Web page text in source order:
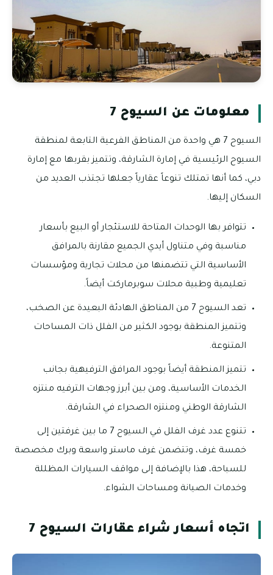
معلومات عن السيوح 7
السيوح 7 هي واحدة من المناطق الفرعية التابعة لمنطقة
السيوح الرئيسية في إمارة الشارقة، وتتميز بقربها مع إمارة
دبي، كما أنها تمتلك تنوعاً عقارياً جعلها تجتذب العديد من
السكان إليها.
تتوافر بها الوحدات المتاحة للاستئجار أو البيع بأسعار
مناسبة وفي متناول أيدي الجميع مقارنة بالمرافق
الأساسية التي تتضمنها من محلات تجارية ومؤسسات
تعليمية وطبية محلات سوبرماركت أيضاً.
تعد السيوح 7 من المناطق الهادئة البعيدة عن الصخب،
وتتميز المنطقة بوجود الكثير من الفلل ذات المساحات
المتنوعة.
تتميز المنطقة أيضاً بوجود المرافق الترفيهية بجانب
الخدمات الأساسية، ومن بين أبرز وجهات الترفيه منتزه
الشارقة الوطني ومنتزه الصحراء في الشارقة.
تتنوع عدد غرف الفلل في السيوح 7 ما بين غرفتين إلى
خمسة غرف، وتتضمن غرف ماستر واسعة وبرك مخصصة
للسباحة، هذا بالإضافة إلى مواقف السيارات المظللة
وخدمات الصيانة ومساحات الشواء.
اتجاه أسعار شراء عقارات السيوح 7